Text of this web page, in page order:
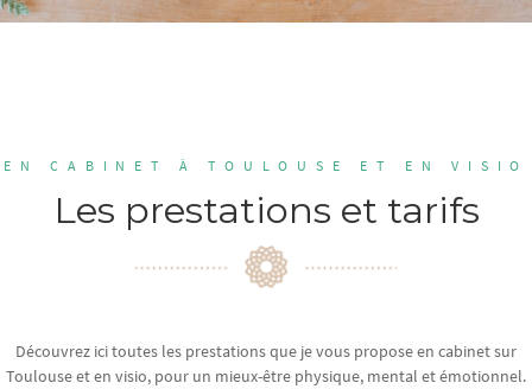
EN CABINET À TOULOUSE ET EN VISIO
Les prestations et tarifs
Découvrez ici toutes les prestations que je vous propose en cabinet sur
Toulouse et en visio, pour un mieux-être physique, mental et émotionnel.